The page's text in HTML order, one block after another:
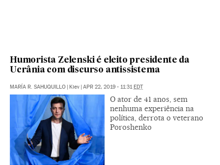
Humorista Zelenski é eleito presidente da
Ucrânia com discurso antissistema
MARÍA R. SAHUQUILLO | Kiev | APR 22, 2019 - 11:31EDT
O ator de 41 anos, sem
nenhuma experiência na
política, derrota o veterano
Poroshenko